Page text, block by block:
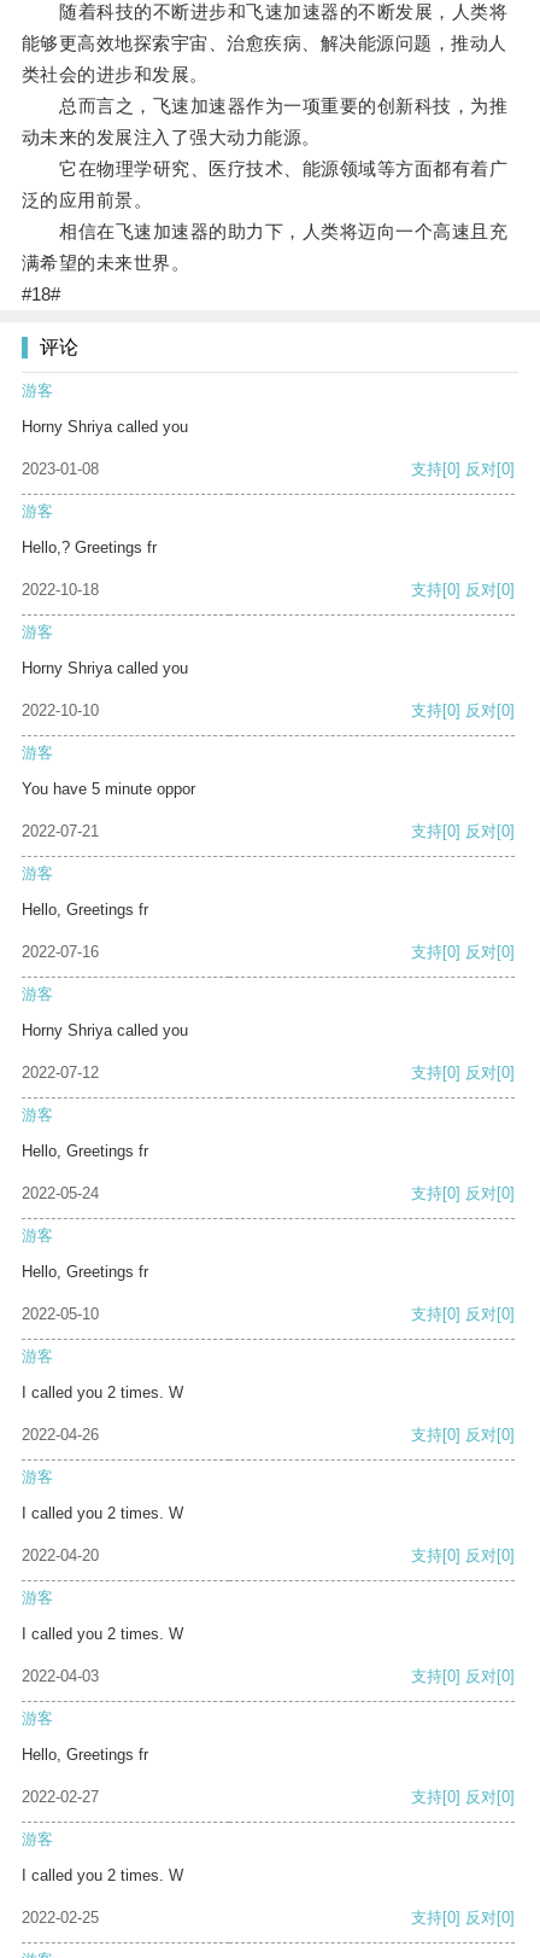
随着科技的不断进步和飞速加速器的不断发展，人类将
能够更高效地探索宇宙、治愈疾病、解决能源问题，推动人
类社会的进步和发展。
总而言之，飞速加速器作为一项重要的创新科技，为推
动未来的发展注入了强大动力能源。
它在物理学研究、医疗技术、能源领域等方面都有着广
泛的应用前景。
相信在飞速加速器的助力下，人类将迈向一个高速且充
满希望的未来世界。
#18#
评论
游客
Horny Shriya called you
2023-01-08 支持[0] 反对[0]
游客
Hello,? Greetings fr
2022-10-18 支持[0] 反对[0]
游客
Horny Shriya called you
2022-10-10 支持[0] 反对[0]
游客
You have 5 minute oppor
2022-07-21 支持[0] 反对[0]
游客
Hello, Greetings fr
2022-07-16 支持[0] 反对[0]
游客
Horny Shriya called you
2022-07-12 支持[0] 反对[0]
游客
Hello, Greetings fr
2022-05-24 支持[0] 反对[0]
游客
Hello, Greetings fr
2022-05-10 支持[0] 反对[0]
游客
I called you 2 times. W
2022-04-26 支持[0] 反对[0]
游客
I called you 2 times. W
2022-04-20 支持[0] 反对[0]
游客
I called you 2 times. W
2022-04-03 支持[0] 反对[0]
游客
Hello, Greetings fr
2022-02-27 支持[0] 反对[0]
游客
I called you 2 times. W
2022-02-25 支持[0] 反对[0]